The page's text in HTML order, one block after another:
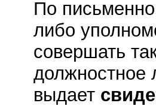
По
либо
совершать
должностное
выдает